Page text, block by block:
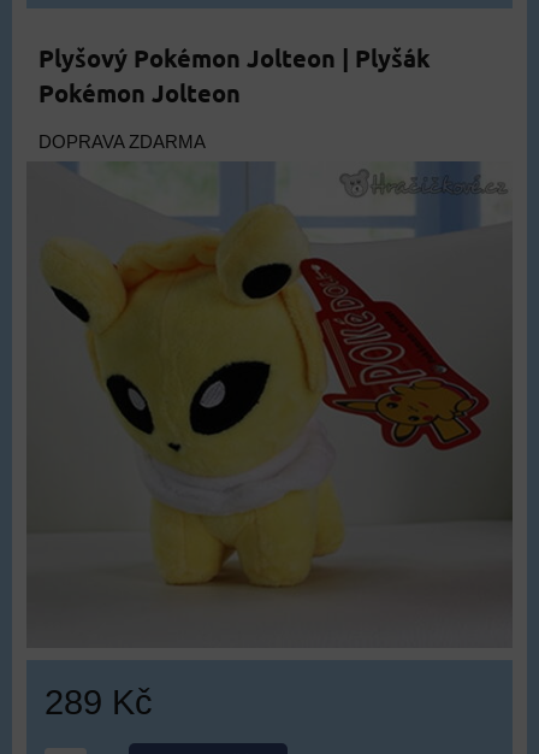
Plyšový Pokémon Jolteon | Plyšák
Pokémon Jolteon
DOPRAVA ZDARMA
289 Kč